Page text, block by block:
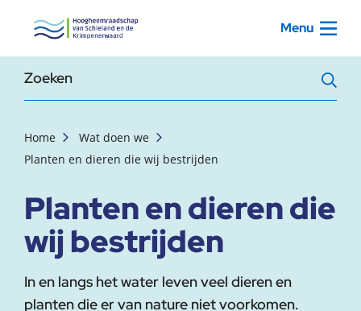
, startpagina Menu
Zoekterm
Home
Wat doen we
Planten en dieren die wij bestrijden
Planten en dieren die
wij bestrijden
In en langs het water leven veel dieren en
planten die er van nature niet voorkomen.